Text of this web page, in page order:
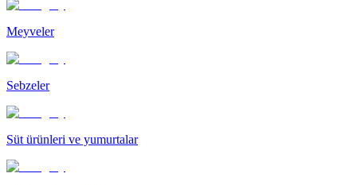
Meyveler
Sebzeler
Süt ürünleri ve yumurtalar